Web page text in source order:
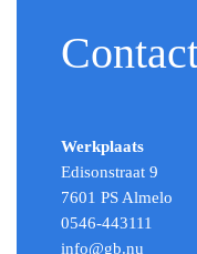
Werkplaats
Edisonstraat 9
7601 PS Almelo
0546-443111
info@gb.nu